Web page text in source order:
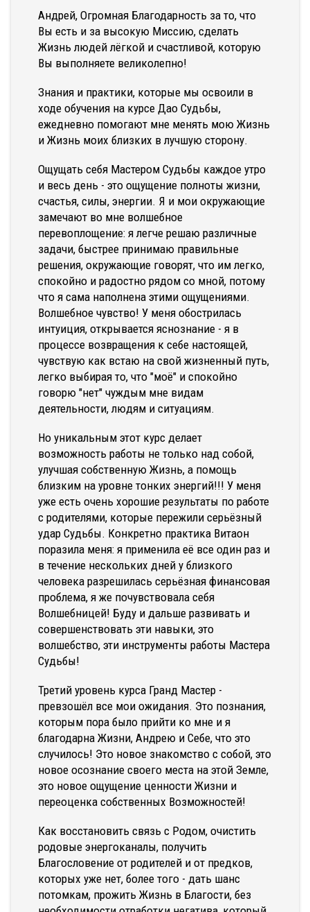
Андрей, Огромная Благодарность за то, что
Вы есть и за высокую Миссию, сделать
Жизнь людей лёгкой и счастливой, которую
Вы выполняете великолепно!
Знания и практики, которые мы освоили в
ходе обучения на курсе Дао Судьбы,
ежедневно помогают мне менять мою Жизнь
и Жизнь моих близких в лучшую сторону.
Ощущать себя Мастером Судьбы каждое утро
и весь день - это ощущение полноты жизни,
счастья, силы, энергии. Я и мои окружающие
замечают во мне волшебное
перевоплощение: я легче решаю различные
задачи, быстрее принимаю правильные
решения, окружающие говорят, что им легко,
спокойно и радостно рядом со мной, потому
что я сама наполнена этими ощущениями.
Волшебное чувство! У меня обострилась
интуиция, открывается яснознание - я в
процессе возвращения к себе настоящей,
чувствую как встаю на свой жизненный путь,
легко выбирая то, что "моё" и спокойно
говорю "нет" чуждым мне видам
деятельности, людям и ситуациям.
Но уникальным этот курс делает
возможность работы не только над собой,
улучшая собственную Жизнь, а помощь
близким на уровне тонких энергий!!! У меня
уже есть очень хорошие результаты по работе
с родителями, которые пережили серьёзный
удар Судьбы. Конкретно практика Витаон
поразила меня: я применила её все один раз и
в течение нескольких дней у близкого
человека разрешилась серьёзная финансовая
проблема, я же почувствовала себя
Волшебницей! Буду и дальше развивать и
совершенствовать эти навыки, это
волшебство, эти инструменты работы Мастера
Судьбы!
Третий уровень курса Гранд Мастер -
превзошёл все мои ожидания. Это познания,
которым пора было прийти ко мне и я
благодарна Жизни, Андрею и Себе, что это
случилось! Это новое знакомство с собой, это
новое осознание своего места на этой Земле,
это новое ощущение ценности Жизни и
переоценка собственных Возможностей!
Как восстановить связь с Родом, очистить
родовые энергоканалы, получить
Благословение от родителей и от предков,
которых уже нет, более того - дать шанс
потомкам, прожить Жизнь в Благости, без